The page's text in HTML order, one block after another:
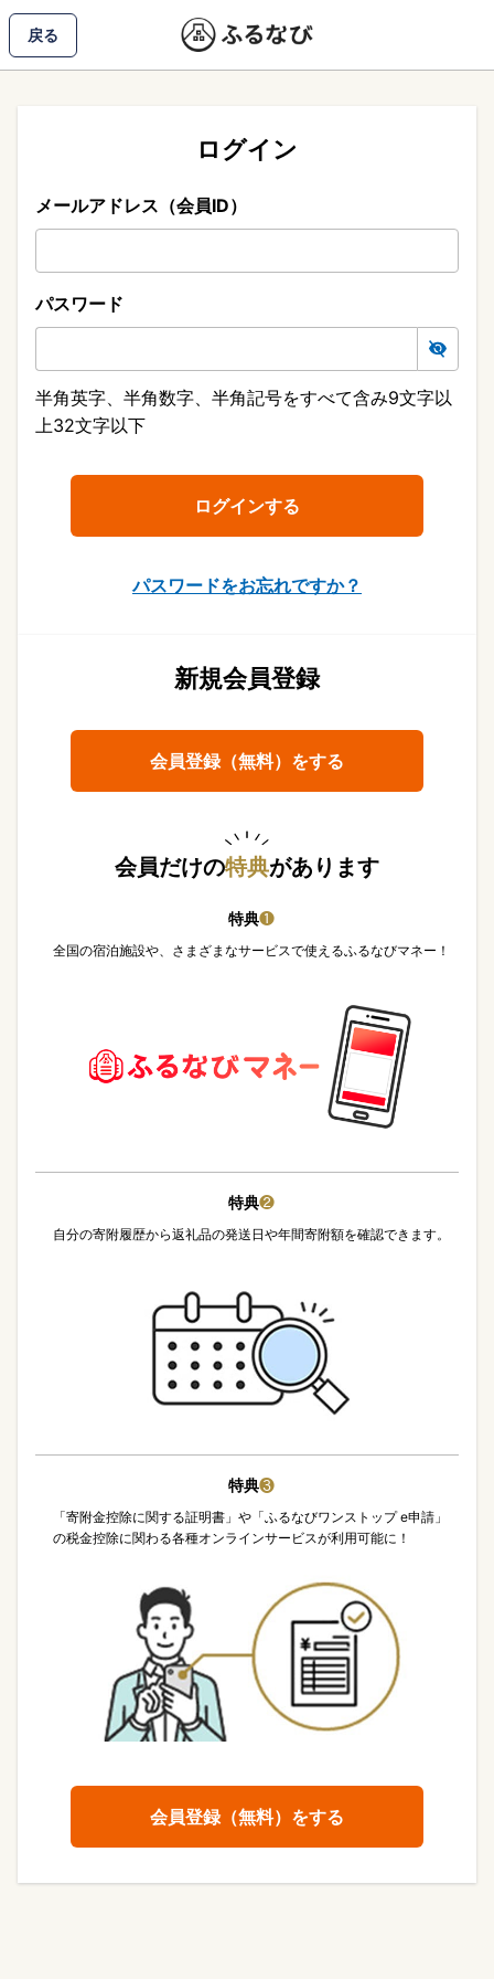
戻る
ログイン
メールアドレス（会員ID）
パスワード
半角英字、半角数字、半角記号をすべて含み9文字以
上32文字以下
パスワードをお忘れですか？
新規会員登録
会員登録（無料）をする
会員だけの特典があります
特典❶
全国の宿泊施設や、さまざまなサービスで使えるふるなびマネー！
特典❷
自分の寄附履歴から返礼品の発送日や年間寄附額を確認できます。
特典❸
「寄附金控除に関する証明書」や「ふるなびワンストップ e申請」
の税金控除に関わる各種オンラインサービスが利用可能に！
会員登録（無料）をする